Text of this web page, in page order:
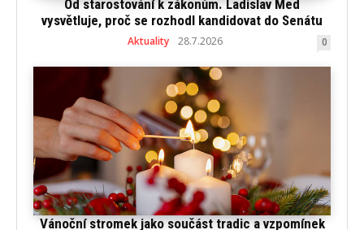
Od starostování k zákonům. Ladislav Med
vysvětluje, proč se rozhodl kandidovat do Senátu
Aktuality 28.7.2026 0
Vánoční stromek jako součást tradic a vzpomínek